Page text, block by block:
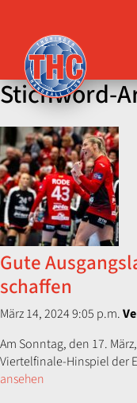
Stichword-
​G​ute
schaffen
März 14, 2024 9:05 p.m.
Am Sonntag, den 17.
Viertelfinale-Hinspiel der
ansehen